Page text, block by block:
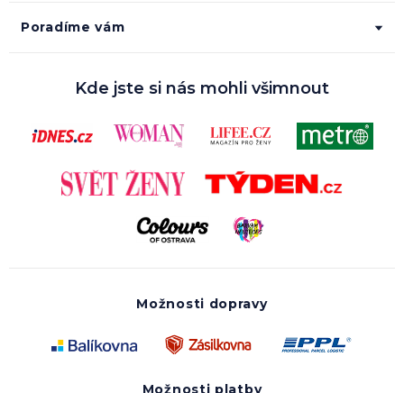
Poradíme vám
Kde jste si nás mohli všimnout
Možnosti dopravy
Možnosti platby